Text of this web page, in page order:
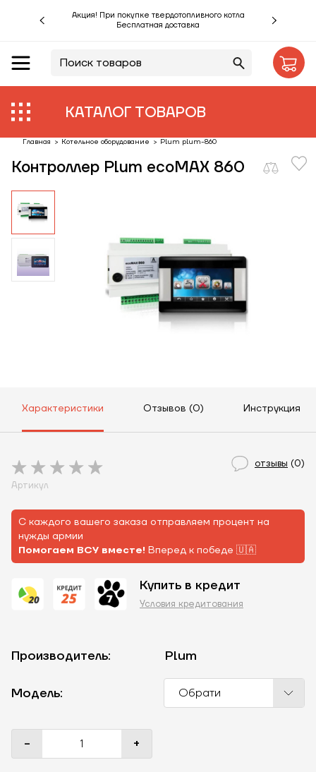
Акция! При покупке твердотопливного котла
Бесплатная доставка
КАТАЛОГ ТОВАРОВ
Акции %
Производители
Объекты
Монтаж
Клиентам
Контакты
Главная > Котельное оборудование > Plum plum-860
Контроллер Plum ecoMAX 860
Характеристики Отзывов (0) Инструкция
отзывы (0)
Артикул
С каждого вашего заказа отправляем процент на
нужды армии
Помогаем ВСУ вместе! Вперед к победе 🇺🇦
Купить в кредит
Условия кредитования
Производитель: Plum
Модель: Обрати
- +